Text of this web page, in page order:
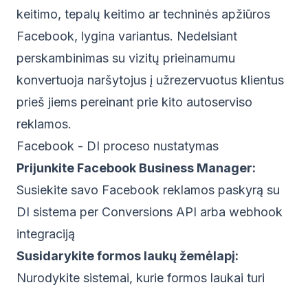
keitimo, tepalų keitimo ar techninės apžiūros
Facebook, lygina variantus. Nedelsiant
perskambinimas su vizitų prieinamumu
konvertuoja naršytojus į užrezervuotus klientus
prieš jiems pereinant prie kito autoserviso
reklamos.
Facebook - DI proceso nustatymas
Prijunkite Facebook Business Manager:
Susiekite savo Facebook reklamos paskyrą su
DI sistema per Conversions API arba webhook
integraciją
Susidarykite formos laukų žemėlapį:
Nurodykite sistemai, kurie formos laukai turi